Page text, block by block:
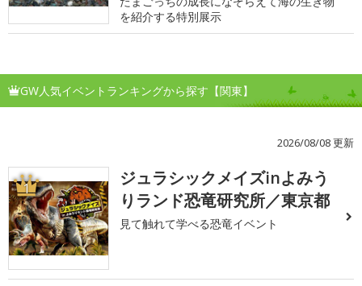
を紹介する特別展示
GW人気イベントランキングから探す【関東】
2026/08/08 更新
1
ジュラシックメイズinよみう
りランド恐竜研究所／東京都
見て触れて学べる恐竜イベント